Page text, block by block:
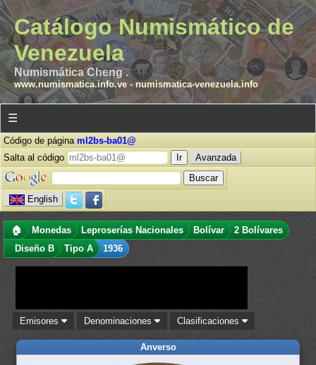
Catálogo Numismático de
Venezuela
Numismática Cheng .
www.numismatica.info.ve- numismatica-venezuela.info
☰
Código de página ml2bs-ba01@
Salta al código
Avanzada
English
🏠 Monedas Leproserías Nacionales Bolívar
2 Bolívares
Diseño B
Tipo A 1936
Emisores Denominaciones Clasificaciones
Anverso